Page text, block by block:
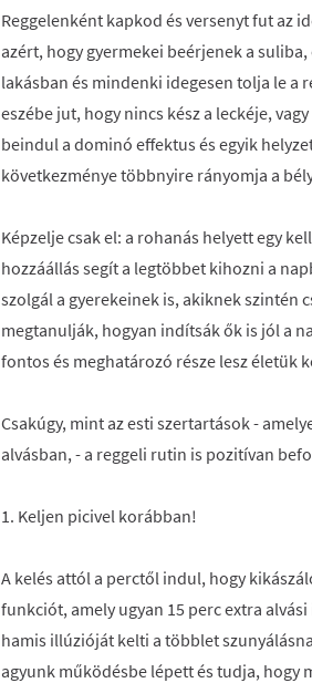
Reggelenként kapkod és versenyt fut az
azért, hogy gyermekei beérjenek a
lakásban és mindenki idegesen tolja le a
eszébe jut, hogy nincs kész a leckéje,
beindul a dominó effektus és egyik
következménye többnyire rányomja a
Képzelje csak el: a rohanás helyett egy
hozzáállás segít a legtöbbet kihozni a
szolgál a gyerekeinek is, akiknek szintén
megtanulják, hogyan indítsák ők is jól a
fontos és meghatározó része lesz életük
Csakúgy, mint az esti szertartások -
alvásban, - a reggeli rutin is pozitívan
1. Keljen picivel korábban!
A kelés attól a perctől indul, hogy
funkciót, amely ugyan 15 perc extra
hamis illúzióját kelti a többlet
agyunk működésbe lépett és tudja, hogy